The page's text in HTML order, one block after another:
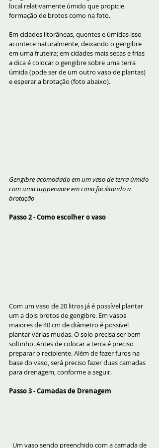
local relativamente úmido que propicie
formação de brotos como na foto.
Em cidades litorâneas, quentes e úmidas isso
acontece naturalmente, deixando o gengibre
em uma fruteira; em cidades mais secas e frias
a dica é colocar o gengibre sobre uma terra
úmida (pode ser de um outro vaso de plantas)
e esperar a brotação (foto abaixo).
Gengibre acomodado em um vaso de terra úmido
com uma tupperware em cima facilitando a
brotação
Passo 2 - Como escolher o vaso
Com um vaso de 20 litros já é possível plantar
um a dois brotos de gengibre. Em vasos
maiores de 40 cm de diâmetro é possível
plantar várias mudas. O solo precisa ser bem
soltinho. Antes de colocar a terra é preciso
preparar o recipiente. Além de fazer furos na
base do vaso, será preciso fazer duas camadas
para drenagem, conforme a seguir.
Passo 3 - Camadas de Drenagem